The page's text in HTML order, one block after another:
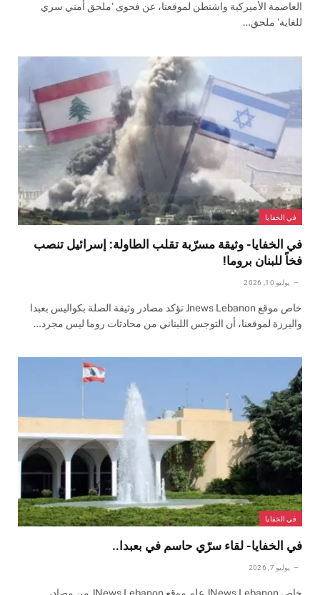
العاصمة الأميركية واشنطن لموقعنا، عن فحوى ‘ملحق أمني سري
للغاية’ ملحق…
في الخفايا
في الخفايا- وثيقة مسرّبة تقلب الطاولة: إسرائيل تنصب
فخاً للبنان بروما!
يوليو 10, 2026
خاص موقع Jnews Lebanon تؤكد مصادر وثيقة الصلة بكواليس بعبدا
واليرزة لموقعنا، أن التوجس اللبناني من محادثات روما ليس مجرد…
في الخفايا
في الخفايا- لقاء سرّي حاسم في بعبدا..
يوليو 7, 2026